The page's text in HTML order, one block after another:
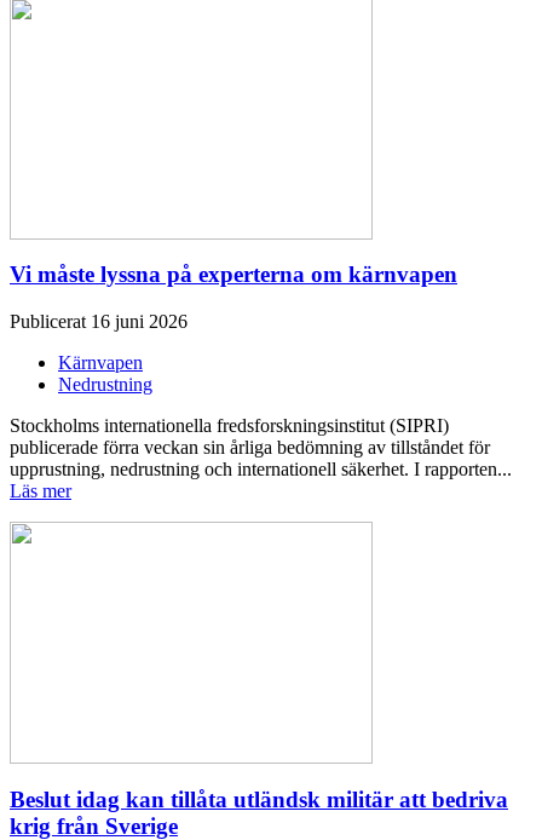
Vi måste lyssna på experterna om kärnvapen
Publicerat 16 juni 2026
Kärnvapen
Nedrustning
Stockholms internationella fredsforskningsinstitut (SIPRI)
publicerade förra veckan sin årliga bedömning av tillståndet för
upprustning, nedrustning och internationell säkerhet. I rapporten...
Läs mer
Beslut idag kan tillåta utländsk militär att bedriva
krig från Sverige